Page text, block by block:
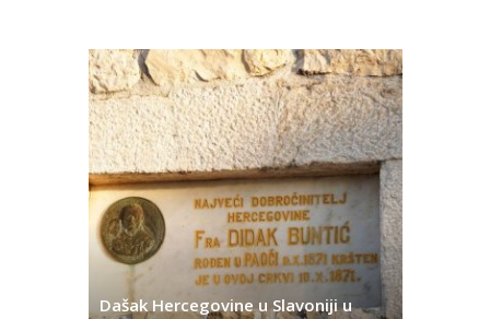
Dašak Hercegovine u Slavoniji u